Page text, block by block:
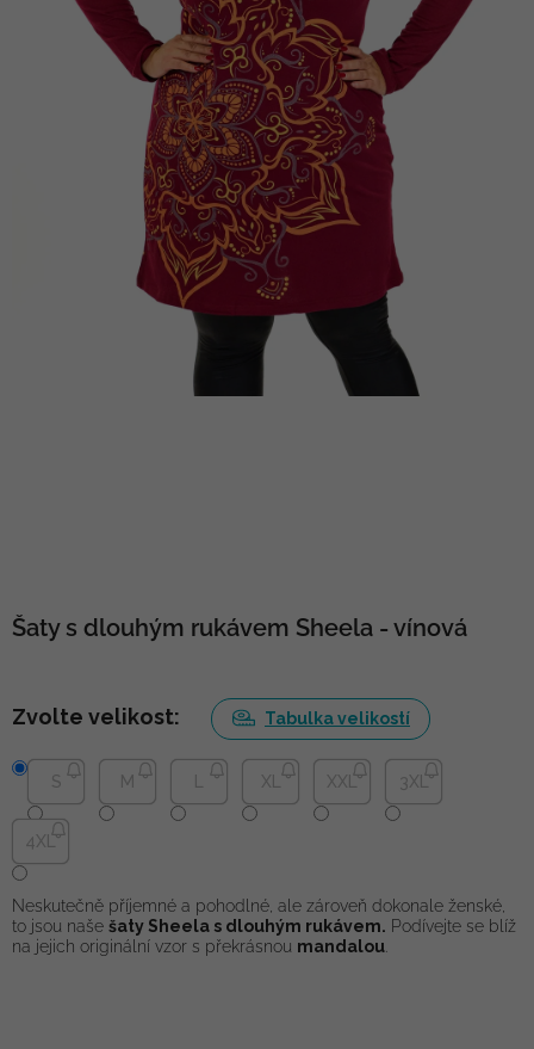
Šaty s dlouhým rukávem Sheela - vínová
Zvolte velikost: Tabulka velikostí
S M XL XXL 3XL
4XL
Neskutečně příjemné a pohodlné, ale zároveň dokonale ženské,
to jsou naše šaty Sheela s dlouhým rukávem. Podívejte se blíž
na jejich originální vzor s překrásnou mandalou